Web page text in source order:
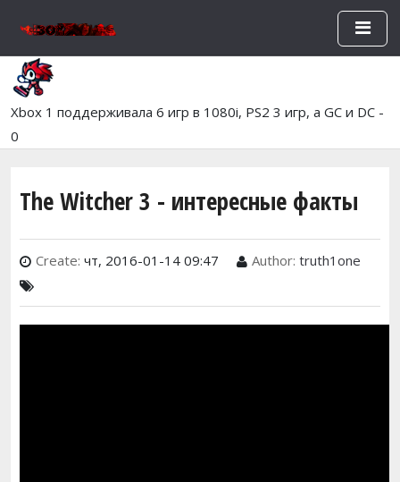
Перейти к основному
Xbox 1 поддерживала 6 игр в 1080i, PS2 3 игр, а GC и DC -
0
The Witcher 3 - интересные факты
Create: чт, 2016-01-14 09:47 Author: truth1one